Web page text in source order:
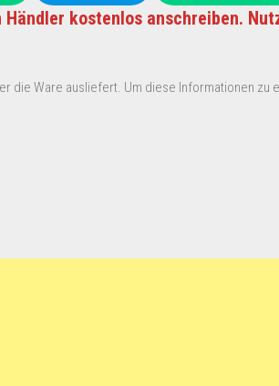
kostenlos anschreiben.
die Ware ausliefert. Um diese Informationen zu